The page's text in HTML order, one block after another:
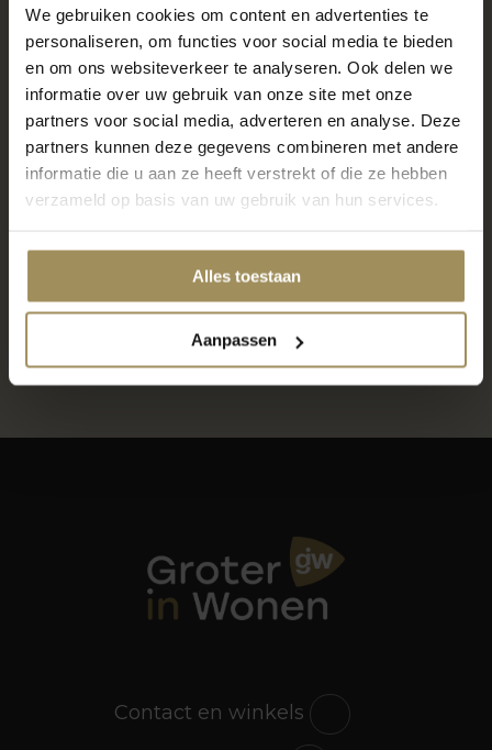
We gebruiken cookies om content en advertenties te
personaliseren, om functies voor social media te bieden
en om ons websiteverkeer te analyseren. Ook delen we
informatie over uw gebruik van onze site met onze
partners voor social media, adverteren en analyse. Deze
partners kunnen deze gegevens combineren met andere
informatie die u aan ze heeft verstrekt of die ze hebben
verzameld op basis van uw gebruik van hun services.
Alles toestaan
Aanpassen
Locatie Maastricht
6000m2 wonen, slapen en meer
7 dagen per week geopend
Gratis parkeren voor de deur
Locatie Gronsveld
600m2 raamdecoratie, vloeren en meer
Gratis parkeren voor de deur
Contact en winkels